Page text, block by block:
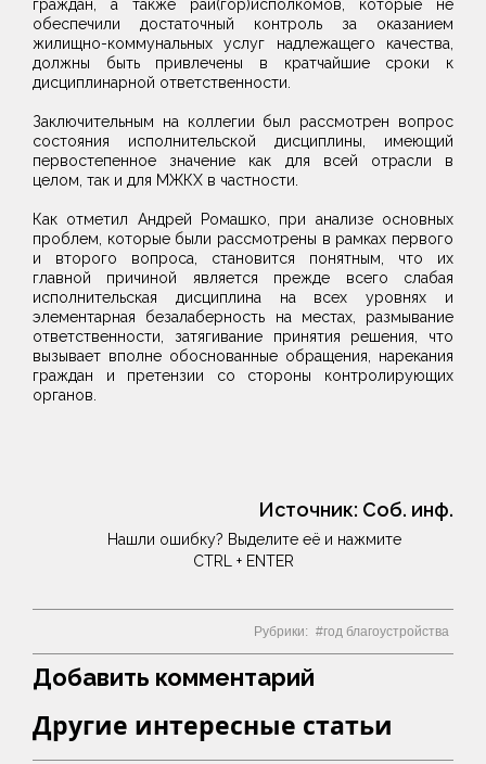
граждан, а также рай(гор)исполкомов, которые не
обеспечили достаточный контроль за оказанием
жилищно-коммунальных услуг надлежащего качества,
должны быть привлечены в кратчайшие сроки к
дисциплинарной ответственности.
Заключительным на коллегии был рассмотрен вопрос
состояния исполнительской дисциплины, имеющий
первостепенное значение как для всей отрасли в
целом, так и для МЖКХ в частности.
Как отметил Андрей Ромашко, при анализе основных
проблем, которые были рассмотрены в рамках первого
и второго вопроса, становится понятным, что их
главной причиной является прежде всего слабая
исполнительская дисциплина на всех уровнях и
элементарная безалаберность на местах, размывание
ответственности, затягивание принятия решения, что
вызывает вполне обоснованные обращения, нарекания
граждан и претензии со стороны контролирующих
органов.
Источник: Соб. инф.
Нашли ошибку? Выделите её и нажмите
CTRL + ENTER
Рубрики: год благоустройства
Добавить комментарий
Другие интересные статьи